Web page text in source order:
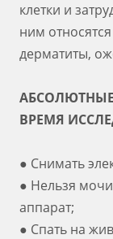
клетки и
ним
дерматиты,
ВРЕМЯ
● Снимать
● Нельзя
аппарат;
● Спать на